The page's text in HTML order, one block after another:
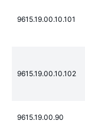
9615.19.00.10.101
9615.19.00.10.102
9615.19.00.90